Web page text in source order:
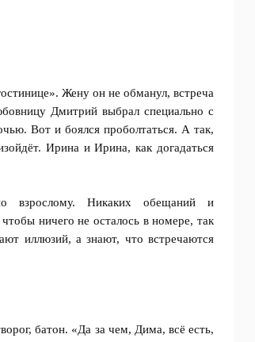
Жену он не обманул, встреча
Дмитрий выбрал специально с
Вот и боялся проболтаться. А так,
Ирина и Ирина, как догадаться
Никаких обещаний и
ничего не осталось в номере, так
иллюзий, а знают, что встречаются
батон. «Да за чем, Дима, всё есть,